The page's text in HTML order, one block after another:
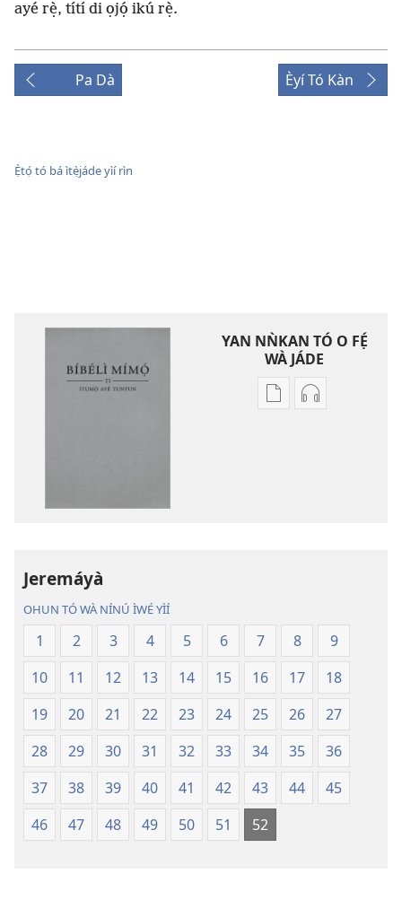
ayé rẹ̀, títí di ọjọ́ ikú rẹ̀.
Pa Dà Èyí Tó Kàn
Ẹ̀tọ́ tó bá ìtẹ̀jáde yìí rìn
YAN NǸKAN TÓ O FẸ́
WÀ JÁDE
Bó
A
Tún
Ṣe
Lọ́dún
2018)
Bó
A
Tún
Ṣe
Lọ́dún
2018)
Jeremáyà
OHUN TÓ WÀ NÍNÚ ÌWÉ YÌÍ
1 2 3 4 5 6 7 8
9
10
11 12 13 14 15 16 17
18
19
20 21 22 23 24 25 26
27
28
29 30 31 32 33 34 35
36
37
38 39 40 41 42 43 44
45
46
47 48 49 50 51 52